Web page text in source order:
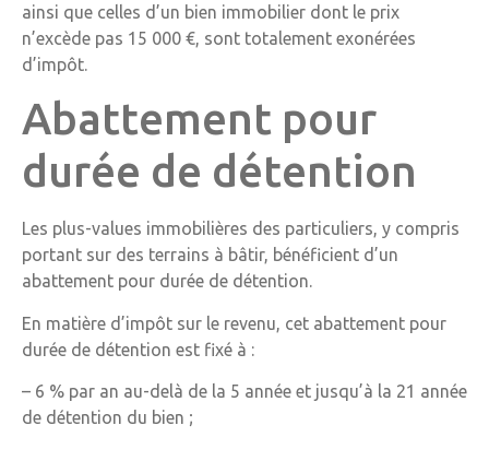
ainsi que celles d’un bien immobilier dont le prix
n’excède pas 15 000 €, sont totalement exonérées
d’impôt.
Abattement pour
durée de détention
Les plus-values immobilières des particuliers, y compris
portant sur des terrains à bâtir, bénéficient d’un
abattement pour durée de détention.
En matière d’impôt sur le revenu, cet abattement pour
durée de détention est fixé à :
– 6 % par an au-delà de la 5 année et jusqu’à la 21 année
de détention du bien ;